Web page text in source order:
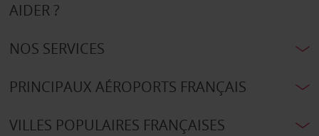
AIDER ?
NOS SERVICES
PRINCIPAUX AÉROPORTS FRANÇAIS
VILLES POPULAIRES FRANÇAISES